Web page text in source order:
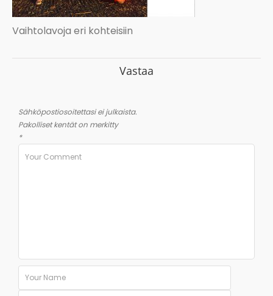
Vaihtolavoja eri kohteisiin
Vastaa
Sähköpostiosoitettasi ei julkaista.
Pakolliset kentät on merkitty
*